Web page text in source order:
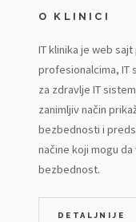
O KLINICI
IT klinika je web
profesionalcima, IT
za zdravlje IT
zanimljiv način
bezbednosti i
načine koji mogu
bezbednost.
DETALJNIJE